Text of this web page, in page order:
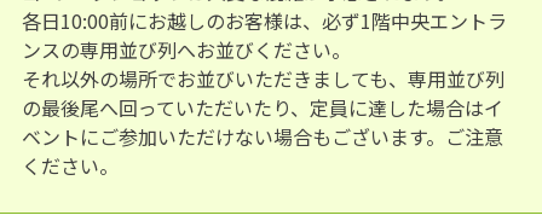
各日10:00前にお越しのお客様は、必ず1階中央エントラ
ンスの専用並び列へお並びください。
それ以外の場所でお並びいただきましても、専用並び列
の最後尾へ回っていただいたり、定員に達した場合はイ
ベントにご参加いただけない場合もございます。ご注意
ください。